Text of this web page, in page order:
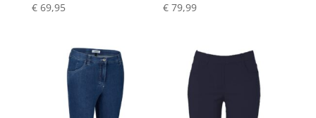
€69,95
€ 79,99